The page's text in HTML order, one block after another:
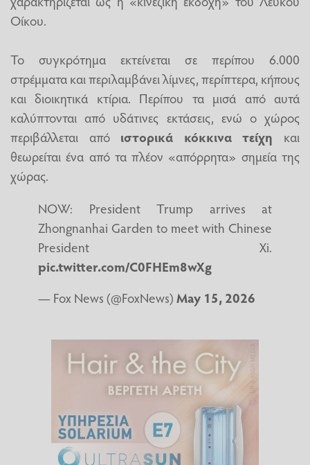
Οίκου.
Το συγκρότημα εκτείνεται σε περίπου 6.000
στρέμματα και περιλαμβάνει λίμνες, περίπτερα, κήπους
και διοικητικά κτίρια. Περίπου τα μισά από αυτά
καλύπτονται από υδάτινες εκτάσεις, ενώ ο χώρος
περιβάλλεται από ιστορικά κόκκινα τείχη και
θεωρείται ένα από τα πλέον «απόρρητα» σημεία της
χώρας.
NOW: President Trump arrives at
Zhongnanhai Garden to meet with Chinese
President Xi.
pic.twitter.com/C0FHEm8wXg
— Fox News (@FoxNews)May 15, 2026